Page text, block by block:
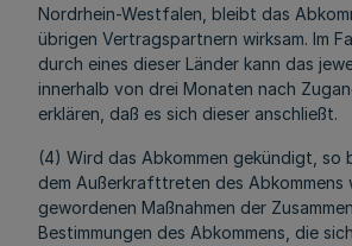
Nordrhein-Westfalen, bleibt das
übrigen Vertragspartnern wirksam. Im
durch eines dieser Länder kann das
innerhalb von drei Monaten nach
erklären, daß es sich dieser anschließt.
(4) Wird das Abkommen gekündigt, so
dem Außerkrafttreten des Abkommens
gewordenen Maßnahmen der
Bestimmungen des Abkommens, die